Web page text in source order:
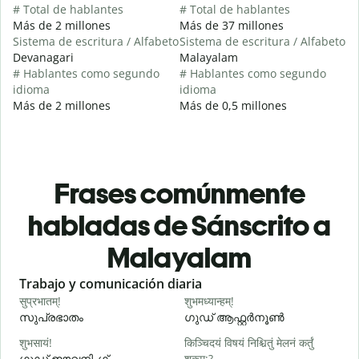
# Total de hablantes
Más de 2 millones
Sistema de escritura / Alfabeto
Devanagari
# Hablantes como segundo
idioma
Más de 2 millones
# Total de hablantes
Más de 37 millones
Sistema de escritura / Alfabeto
Malayalam
# Hablantes como segundo
idioma
Más de 0,5 millones
Frases comúnmente
habladas de Sánscrito a
Malayalam
Slide 1 of 6
Trabajo y comunicación diaria
सुप्रभातम्!
സുപ്രഭാതം
शुभमध्यान्हम्!
ഗുഡ് ആഫ്റ്റർനൂൺ
शुभसायं!
किञ्चिदयं विषयं निश्चितुं मेलनं कर्तुं